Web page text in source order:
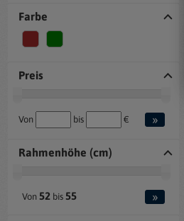
Farbe
Preis
Von bis € »
Rahmenhöhe (cm)
Von 52 bis 55 »